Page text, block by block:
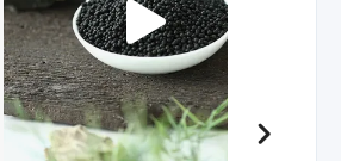
00:10